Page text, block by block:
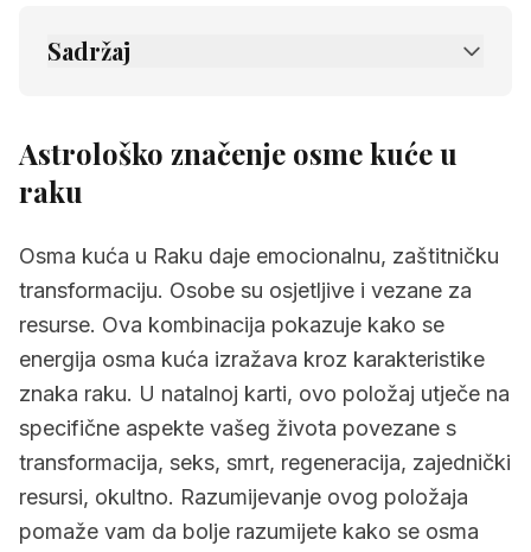
Sadržaj
Astrološko značenje osme kuće u
raku
Osma kuća u Raku daje emocionalnu, zaštitničku
transformaciju. Osobe su osjetljive i vezane za
resurse. Ova kombinacija pokazuje kako se
energija osma kuća izražava kroz karakteristike
znaka raku. U natalnoj karti, ovo položaj utječe na
specifične aspekte vašeg života povezane s
transformacija, seks, smrt, regeneracija, zajednički
resursi, okultno. Razumijevanje ovog položaja
pomaže vam da bolje razumijete kako se osma